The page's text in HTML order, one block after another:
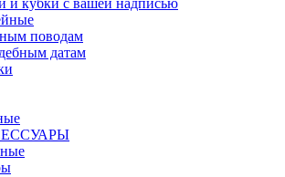
и кубки с вашей надписью
поводам
датам